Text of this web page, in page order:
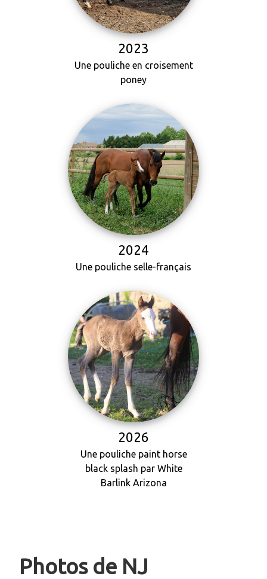
2023
Une pouliche en croisement
poney
2024
Une pouliche selle-français
2026
Une pouliche paint horse
black splash par White
Barlink Arizona
Photos de NJ